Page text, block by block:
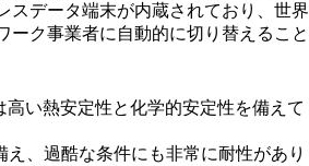
スデータ端末が内蔵されており、世界
ーク事業者に自動的に切り替えること
高い熱安定性と化学的安定性を備えて
え、過酷な条件にも非常に耐性があり